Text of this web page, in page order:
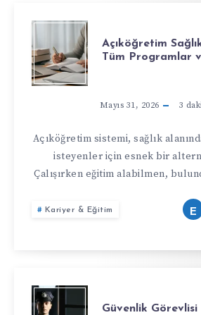
Açıköğretim
Tüm Programlar
Mayıs 31, 2026 3
Açıköğretim sistemi, sağlık
isteyenler için esnek bir
Çalışırken eğitim alabilmen,
Kariyer & Eğitim E
Güvenlik Görevlisi